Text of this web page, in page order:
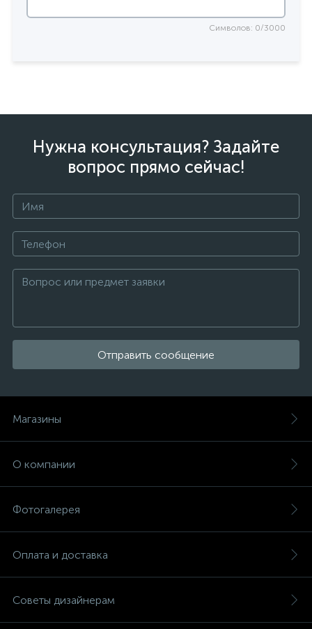
Символов: 0/3000
Нужна консультация? Задайте
вопрос прямо сейчас!
Отправить сообщение
Магазины
О компании
Фотогалерея
Оплата и доставка
Советы дизайнерам